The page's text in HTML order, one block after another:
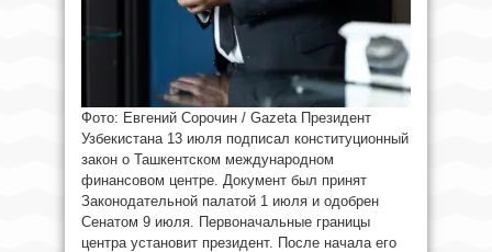
Фото: Евгений Сорочин / Gazeta Президент
Узбекистана 13 июля подписал конституционный
закон о Ташкентском международном
финансовом центре. Документ был принят
Законодательной палатой 1 июля и одобрен
Сенатом 9 июля. Первоначальные границы
центра установит президент. После начала его